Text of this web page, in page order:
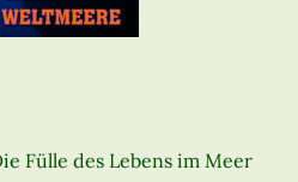
Fülle des Lebens im Meer